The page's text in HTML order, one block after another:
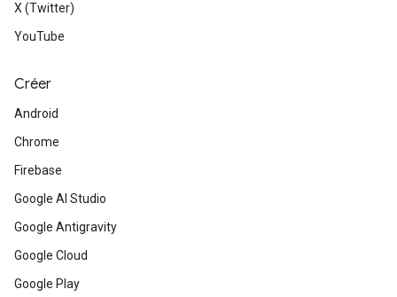
X (Twitter)
YouTube
Créer
Android
Chrome
Firebase
Google AI Studio
Google Antigravity
Google Cloud
Google Play